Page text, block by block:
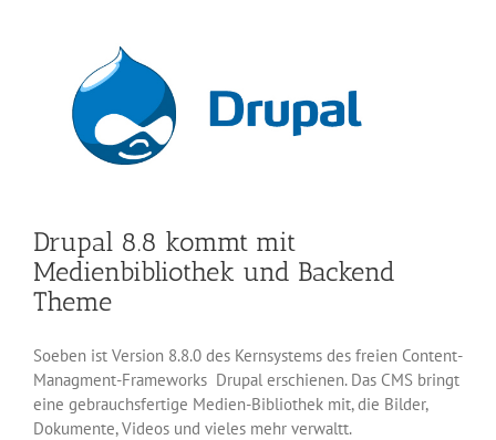
Drupal 8.8 kommt mit
Medienbibliothek und Backend
Theme
Soeben ist Version 8.8.0 des Kernsystems des freien Content-
Managment-Frameworks Drupal erschienen. Das CMS bringt
eine gebrauchsfertige Medien-Bibliothek mit, die Bilder,
Dokumente, Videos und vieles mehr verwaltt.